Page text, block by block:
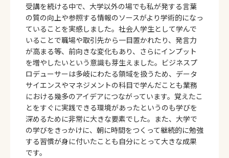
受講を続ける中で、大学以外の場でも私が発する言葉
の質の向上や参照する情報のソースがより学術的になっ
ていることを実感しました。社会人学生として学んで
いることで職場や取引先から一目置かれたり、発言力
が高まる等、前向きな変化もあり、さらにインプット
を増やしたいという意識も芽生えました。ビジネスプ
ロデューサーは多岐にわたる領域を扱うため、データ
サイエンスやマネジメントの科目で学んだことも業務
における幾多のアイデアにつながっています。覚えたこ
とをすぐに実践できる環境があったというのも学びを
深めるために非常に大きな要素でした。また、大学で
の学びをきっかけに、朝に時間をつくって継続的に勉強
する習慣が身に付いたことも自分にとって大きな成果
です。